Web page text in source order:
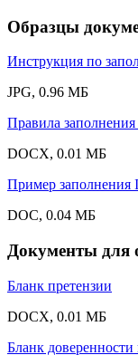
Образцы
Инструкция по
JPG, 0.96 МБ
Правила
DOCX, 0.01 МБ
Пример заполнения
DOC, 0.04 МБ
Документы для
Бланк претензии
DOCX, 0.01 МБ
Бланк